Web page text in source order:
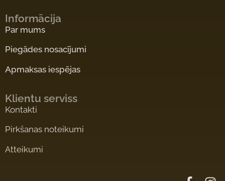
Informācija
Par mums
Piegādes nosacījumi
Apmaksas iespējas
Klientu serviss
Kontakti
Pirkšanas noteikumi
Atteikumi